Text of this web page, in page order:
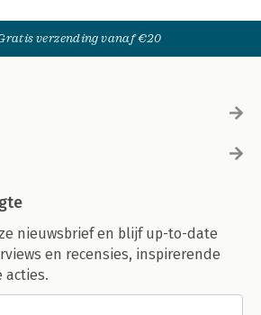
verzending vanaf €20
nieuwsbrief en blijf up-to-date
en recensies, inspirerende
acties.